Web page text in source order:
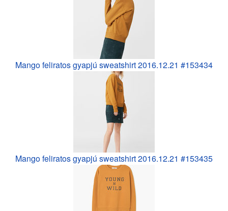
Mango feliratos gyapjú sweatshirt 2016.12.21 #153434
Mango feliratos gyapjú sweatshirt 2016.12.21 #153435